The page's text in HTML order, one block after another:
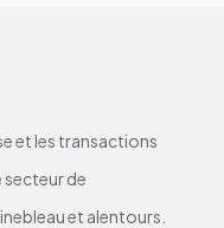
et les transactions
secteur de
et alentours.